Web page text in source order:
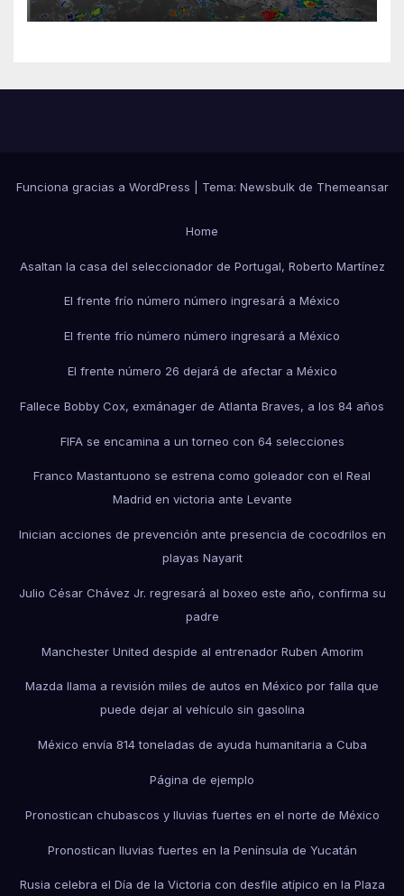
Funciona gracias a WordPress Tema: Newsbulkde Themeansar
Home
Asaltan la casa del seleccionador de Portugal, Roberto Martínez
El frente frío número número ingresará a México
El frente frío número número ingresará a México
El frente número 26 dejará de afectar a México
Fallece Bobby Cox, exmánager de Atlanta Braves, a los 84 años
FIFA se encamina a un torneo con 64 selecciones
Franco Mastantuono se estrena como goleador con el Real
Madrid en victoria ante Levante
Inician acciones de prevención ante presencia de cocodrilos en
playas Nayarit
Julio César Chávez Jr. regresará al boxeo este año, confirma su
padre
Manchester United despide al entrenador Ruben Amorim
Mazda llama a revisión miles de autos en México por falla que
puede dejar al vehículo sin gasolina
México envía 814 toneladas de ayuda humanitaria a Cuba
Página de ejemplo
Pronostican chubascos y lluvias fuertes en el norte de México
Pronostican lluvias fuertes en la Península de Yucatán
Rusia celebra el Día de la Victoria con desfile atípico en la Plaza